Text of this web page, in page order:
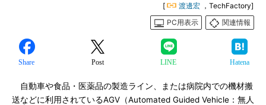
[ 渡邊宏 ，TechFactory]
PC用表示
関連情報
Share Post LINE Hatena
自動車や食品・医薬品の製造ライン、または病院内での機材搬
送などに利用されているAGV（Automated Guided Vehicle：無人